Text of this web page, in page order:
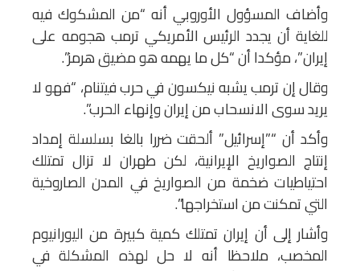
وأضاف المسؤول الأوروبي أنه “من المشكوك فيه
للغاية أن يجدد الرئيس الأمريكي ترمب هجومه على
إيران”، مؤكدا أن “كل ما يهمه هو مضيق هرمز”.
وقال إن ترمب يشبه نيكسون في حرب فيتنام، “فهو لا
يريد سوى الانسحاب من إيران وإنهاء الحرب”.
وأكد أن “”إسرائيل” ألحقت ضررا بالغا بسلسلة إمداد
إنتاج الصواريخ الإيرانية، لكن طهران لا تزال تمتلك
احتياطيات ضخمة من الصواريخ في المدن الصاروخية
التي تمكنت من استخراجها”.
وأشار إلى أن إيران تمتلك كمية كبيرة من اليورانيوم
المخصب، ملاحظا أنه لا حل لهذه المشكلة في